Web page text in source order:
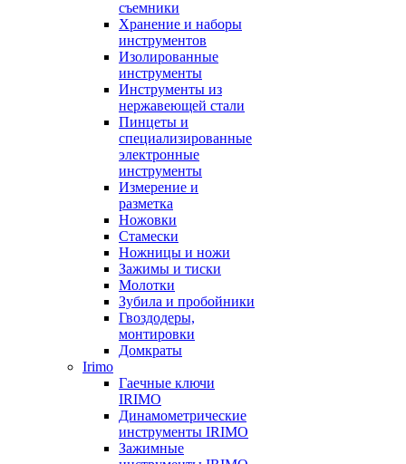
съемники
Хранение и наборы
инструментов
Изолированные
инструменты
Инструменты из
нержавеющей стали
Пинцеты и
специализированные
электронные
инструменты
Измерение и
разметка
Ножовки
Стамески
Ножницы и ножи
Зажимы и тиски
Молотки
Зубила и пробойники
Гвоздодеры,
монтировки
Домкраты
Irimo
Гаечные ключи
IRIMO
Динамометрические
инструменты IRIMO
Зажимные